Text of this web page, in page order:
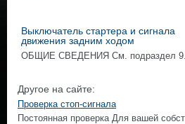
Выключатель стартера и сигнала
движения задним ходом
ОБЩИЕ СВЕДЕНИЯ Cм. подраздел
Другое на сайте:
Проверка стоп-сигнала
Постоянная проверка Для вашей